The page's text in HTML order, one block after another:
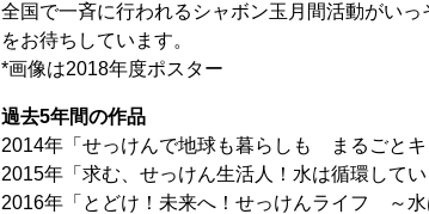
全国で一斉に行われるシャボン玉月間活動がい
をお待ちしています。
*画像は2018年度ポスター
過去5年間の作品
2014年「せっけんで地球も暮らしも まるごとキ
2015年「求む、せっけん生活人！水は循環してい
2016年「とどけ！未来へ！せっけんライフ ～水